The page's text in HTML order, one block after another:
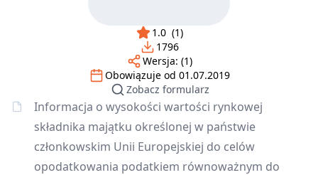
1.0 (1)
1796
Wersja: (1)
Obowiązuje od 01.07.2019
Zobacz formularz
Informacja o wysokości wartości rynkowej
składnika majątku określonej w państwie
członkowskim Unii Europejskiej do celów
opodatkowania podatkiem równoważnym do